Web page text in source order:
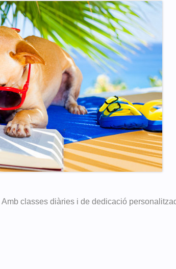
Amb classes diàries i de dedicació